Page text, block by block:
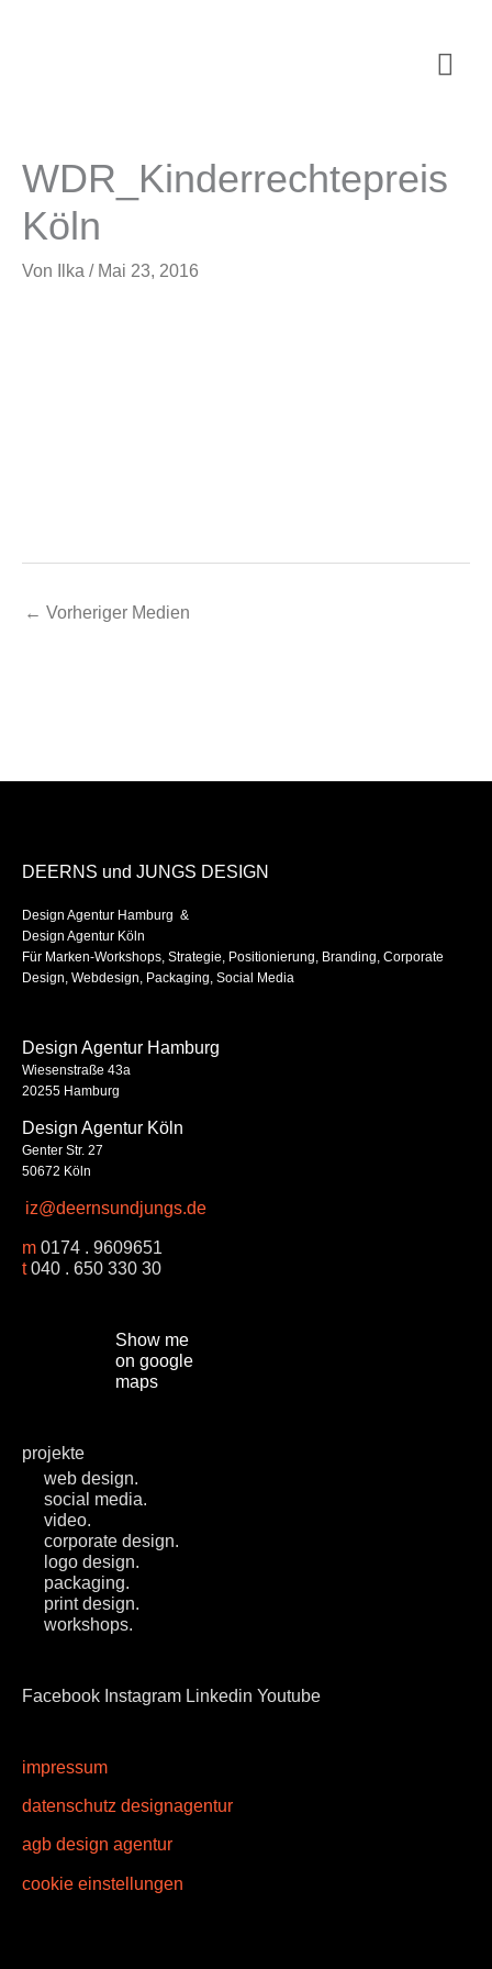
WDR_Kinderrechtepreis
Köln
Von Ilka / Mai 23, 2016
← Vorheriger Medien
DEERNS und JUNGS DESIGN
Design Agentur Hamburg &
Design Agentur Köln
Für Marken-Workshops, Strategie, Positionierung, Branding, Corporate
Design, Webdesign, Packaging, Social Media
Design Agentur Hamburg
Wiesenstraße 43a
20255 Hamburg
Design Agentur Köln
Genter Str. 27
50672 Köln
iz@deernsundjungs.de
m 0174 . 9609651
t 040 . 650 330 30
Show me
on google
maps
projekte
web design.
social media.
video.
corporate design.
logo design.
packaging.
print design.
workshops.
Facebook Instagram Linkedin Youtube
impressum
datenschutz designagentur
agb design agentur
cookie einstellungen